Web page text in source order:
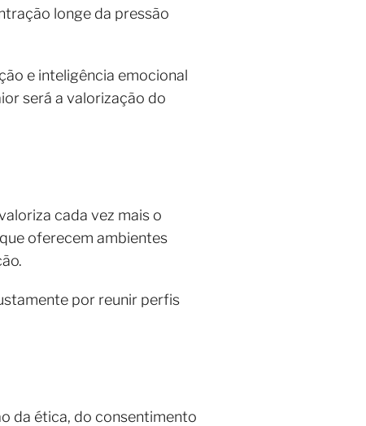
longe da pressão
e inteligência emocional
será a valorização do
cada vez mais o
oferecem ambientes
por reunir perfis
da ética, do consentimento